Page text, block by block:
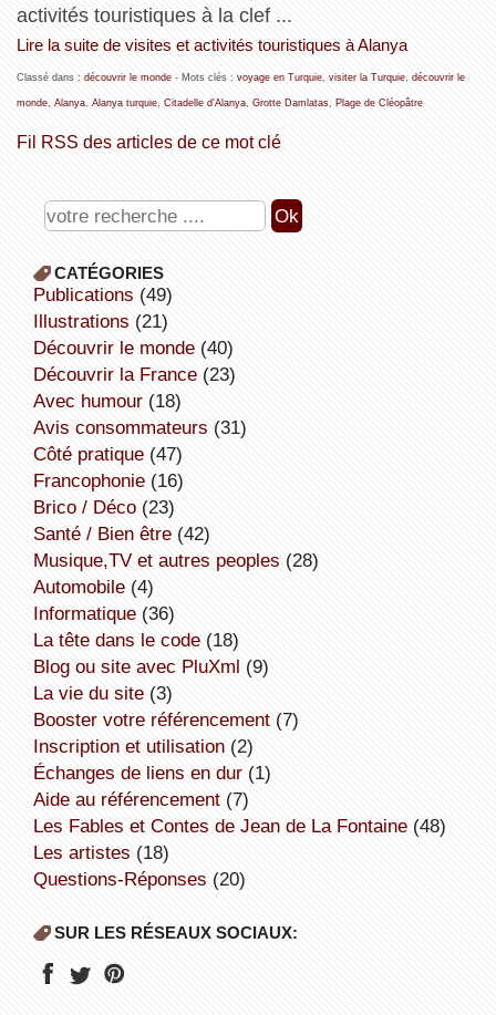
activités touristiques à la clef ...
Lire la suite de visites et activités touristiques à Alanya
Classé dans : découvrir le monde- Mots clés : voyage en Turquie, visiter la Turquie, découvrir le
monde, Alanya, Alanya turquie, Citadelle d'Alanya, Grotte Damlatas, Plage de Cléopâtre
Fil RSS des articles de ce mot clé
CATÉGORIES
publications (49)
illustrations (21)
découvrir le monde(40)
découvrir la France(23)
avec humour(18)
avis consommateurs (31)
côté pratique(47)
Francophonie(16)
Brico / Déco(23)
Santé / Bien être(42)
Musique,TV et autres peoples (28)
Automobile(4)
informatique(36)
la tête dans le code(18)
Blog ou site avec PluXml (9)
la vie du site(3)
booster votre référencement(7)
inscription et utilisation(2)
échanges de liens en dur(1)
aide au référencement(7)
Les Fables et Contes de Jean de La Fontaine(48)
Les artistes (18)
Questions-Réponses (20)
SUR LES RÉSEAUX SOCIAUX: